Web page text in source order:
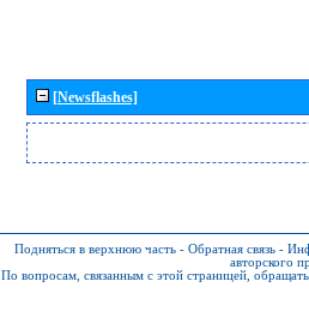
[Newsflashes]
Подняться в верхнюю часть - Обратная связь -
авторского
По вопросам, связанным с этой страницей,